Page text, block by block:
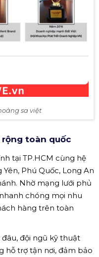
sa việt
toàn quốc
tại TP.HCM cùng hệ
Phú Quốc, Long An
Nhờ mạng lưới phủ
chóng mọi nhu
hàng trên toàn
đội ngũ kỹ thuật
hỗ trợ tận nơi, đảm bảo